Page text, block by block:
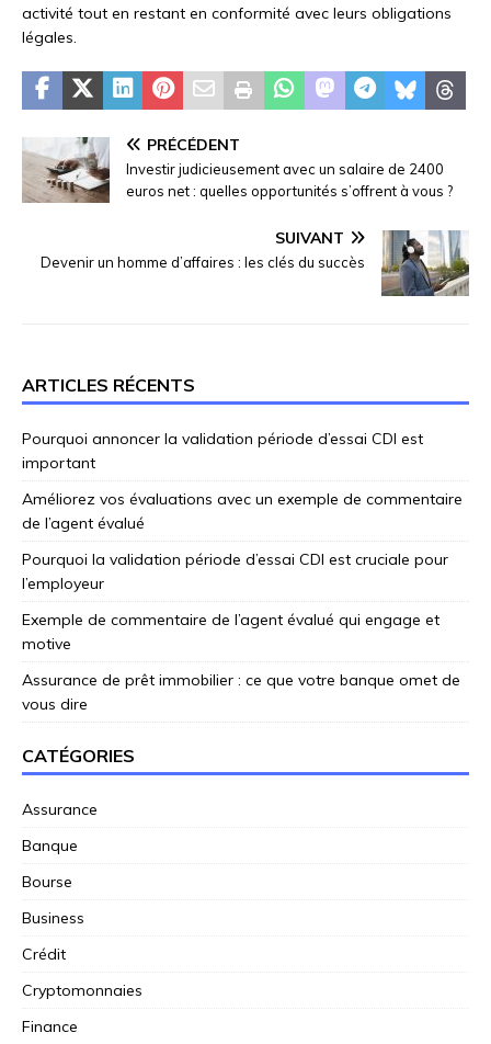
activité tout en restant en conformité avec leurs obligations
légales.
PRÉCÉDENT
Investir judicieusement avec un salaire de 2400
euros net : quelles opportunités s’offrent à vous ?
SUIVANT
Devenir un homme d’affaires : les clés du succès
ARTICLES RÉCENTS
Pourquoi annoncer la validation période d’essai CDI est
important
Améliorez vos évaluations avec un exemple de commentaire
de l’agent évalué
Pourquoi la validation période d’essai CDI est cruciale pour
l’employeur
Exemple de commentaire de l’agent évalué qui engage et
motive
Assurance de prêt immobilier : ce que votre banque omet de
vous dire
CATÉGORIES
Assurance
Banque
Bourse
Business
Crédit
Cryptomonnaies
Finance